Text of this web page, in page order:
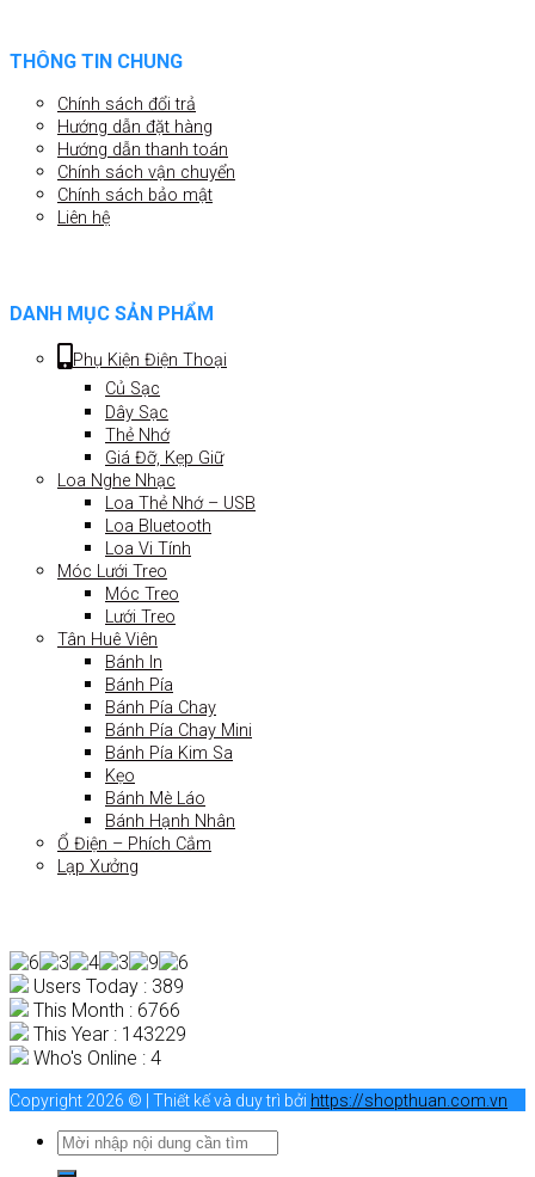
THÔNG TIN CHUNG
Chính sách đổi trả
Hướng dẫn đặt hàng
Hướng dẫn thanh toán
Chính sách vận chuyển
Chính sách bảo mật
Liên hệ
DANH MỤC SẢN PHẨM
Phụ Kiện Điện Thoại
Củ Sạc
Dây Sạc
Thẻ Nhớ
Giá Đỡ, Kẹp Giữ
Loa Nghe Nhạc
Loa Thẻ Nhớ – USB
Loa Bluetooth
Loa Vi Tính
Móc Lưới Treo
Móc Treo
Lưới Treo
Tân Huê Viên
Bánh In
Bánh Pía
Bánh Pía Chay
Bánh Pía Chay Mini
Bánh Pía Kim Sa
Kẹo
Bánh Mè Láo
Bánh Hạnh Nhân
Ổ Điện – Phích Cắm
Lạp Xưởng
Users Today : 389
This Month : 6766
This Year : 143229
Who's Online : 4
Copyright 2026 © | Thiết kế và duy trì bởi https://shopthuan.com.vn